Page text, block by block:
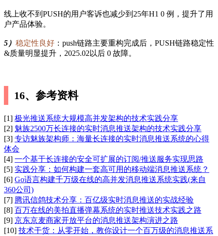
线上收不到PUSH的用户客诉也减少到25年H1 0 例，提升了用
户产品体验。
5） 稳定性良好 ：push链路主要重构完成后，PUSH链路稳定性
&质量明显提升，2025.02以后 0 故障。
16、参考资料
[1] 极光推送系统大规模高并发架构的技术实践分享
[2] 魅族2500万长连接的实时消息推送架构的技术实践分享
[3] 专访魅族架构师：海量长连接的实时消息推送系统的心得
体会
[4] 一个基于长连接的安全可扩展的订阅/推送服务实现思路
[5] 实践分享：如何构建一套高可用的移动端消息推送系统？
[6] Go语言构建千万级在线的高并发消息推送系统实践(来自
360公司)
[7] 腾讯信鸽技术分享：百亿级实时消息推送的实战经验
[8] 百万在线的美拍直播弹幕系统的实时推送技术实践之路
[9] 京东京麦商家开放平台的消息推送架构演进之路
[10] 技术干货：从零开始，教你设计一个百万级的消息推送系